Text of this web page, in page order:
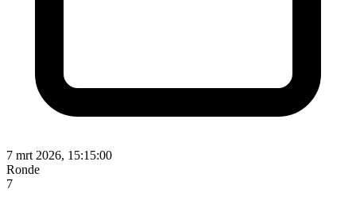
7 mrt 2026, 15:15:00
Ronde
7